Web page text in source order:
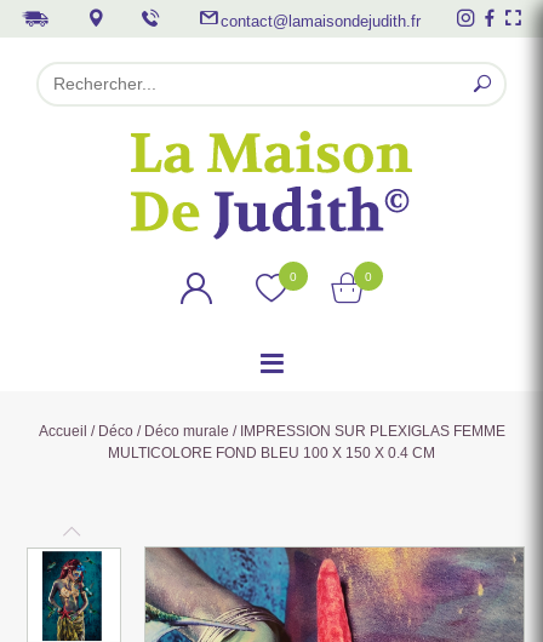
contact@lamaisondejudith.fr
0 0
Accueil / Déco/ Déco murale / IMPRESSION SUR PLEXIGLAS FEMME
MULTICOLORE FOND BLEU 100 X 150 X 0.4 CM